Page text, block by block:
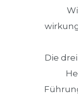
Die